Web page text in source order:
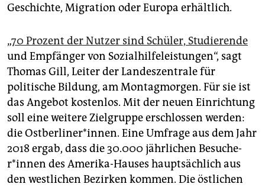
Geschichte, Migration oder Europa erhältlich.
„70 Prozent der Nutzer sind Schüler, Studierende
und Empfänger von Sozialhilfeleistungen“, sagt
Thomas Gill, Leiter der Landeszentrale für
politische Bildung, am Montagmorgen. Für sie ist
das Angebot kostenlos. Mit der neuen Einrichtung
soll eine weitere Zielgruppe erschlossen werden:
die Ostberliner*innen. Eine Umfrage aus dem Jahr
2018 ergab, dass die 30.000 jährlichen Be­su­che­
r*in­nen des Amerika-Hauses hauptsächlich aus
den westlichen Bezirken kommen. Die östlichen